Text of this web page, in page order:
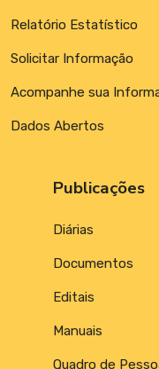
Relatório Estatístico
Solicitar Informação
Acompanhe sua
Dados Abertos
Publicações
Diárias
Documentos
Editais
Manuais
Quadro de